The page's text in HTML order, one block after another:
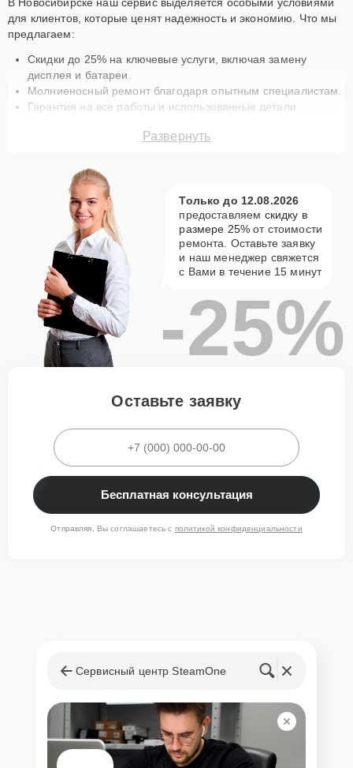
для клиентов, которые ценят надежность и экономию. Что мы
предлагаем:
Скидки до 25% на ключевые услуги, включая замену
дисплея и батареи.
Молниеносный ремонт благодаря опытным специалистам.
Гарантия на все работы и использованные детали.
Только сертифицированные запчасти для вашей техники.
Новосибирске
Наш сервисный центр подготовил специальные предложения,
чтобы ремонт техники SteamOne стал еще доступнее.
Например, скидка 15% на постгарантийное обслуживание или
25% на первый визит. В акцию входит бесплатная диагностика
и устранение неисправностей по сниженной стоимости.
Успейте записаться!
Что делает наш сервис особенным и как
записаться?
Бесплатные консультации для выбора лучшей акции.
Прозрачная стоимость без скрытых платежей.
Удобное местоположение по адресу: Советская улица, 8.
Работа с 9:00 до 21:00 для вашего удобства.
Запишитесь на ремонт по акции через сайт или по телефону
+7 (383) 285-58-06. С нами ремонт SteamOne в Новосибирске
— это быстро, надежно и экономично. Воспользуйтесь
предложением уже сегодня!
Развернуть
Только до 12.08.2026
предоставляем скидку в
размере 25% от стоимости
ремонта. Оставьте заявку
и наш менеджер свяжется
с Вами в течение 15 минут
-25%
Оставьте заявку
Бесплатная консультация
Отправляя, Вы соглашаетесь с политикой конфиденциальности
Сервисный центр SteamOne